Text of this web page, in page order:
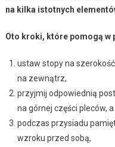
na kilka istotnych
Oto kroki, które pomogą w
ustaw stopy na
na zewnątrz,
przyjmij odpowiednią
na górnej części pleców,
podczas przysiadu
wzroku przed sobą,